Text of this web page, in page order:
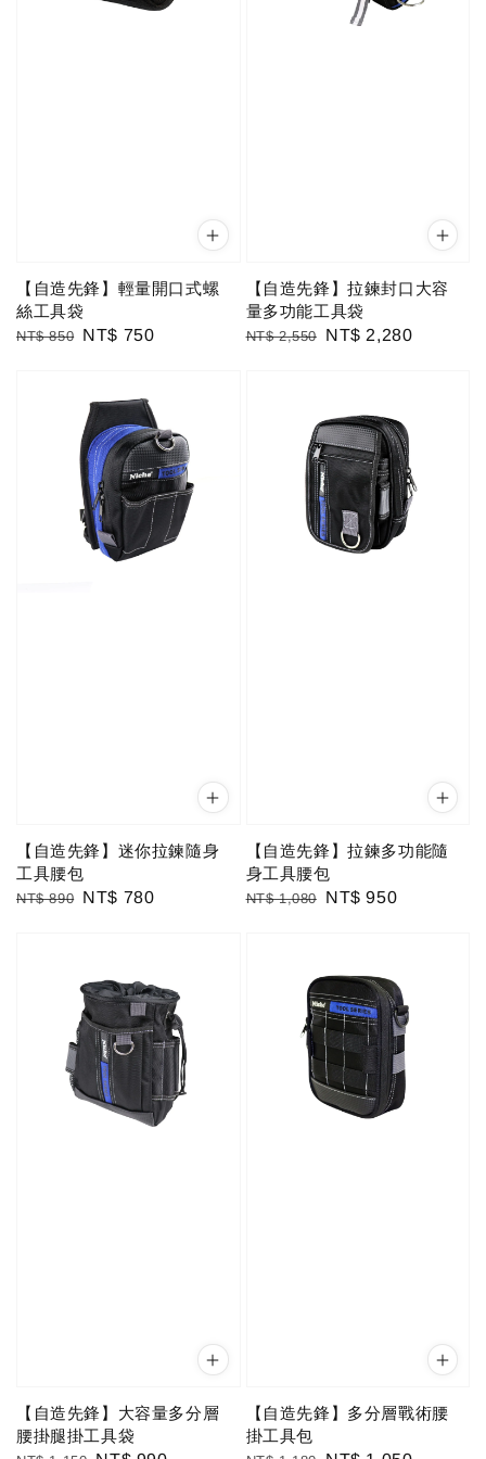
【自造先鋒】輕量開口式螺
絲工具袋
Regular
NT$ 850 Sale
NT$ 750
【自造先鋒】拉鍊封口大容
量多功能工具袋
Regular
NT$ 2,550
Sale
NT$ 2,280
【自造先鋒】迷你拉鍊隨身
工具腰包
Regular
NT$ 890 Sale
NT$ 780
【自造先鋒】拉鍊多功能隨
身工具腰包
Regular
NT$ 1,080
Sale
NT$ 950
【自造先鋒】大容量多分層
腰掛腿掛工具袋
【自造先鋒】多分層戰術腰
掛工具包